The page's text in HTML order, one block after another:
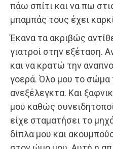
πάω σπίτι και να πω
μπαμπάς τους έχει
Έκανα τα ακριβώς
γιατροί στην εξέταση.
και να κρατώ την
γοερά. Όλο μου το σώμα
ανεξέλεγκτα. Και
μου καθώς
είχε σταματήσει το
δίπλα μου και